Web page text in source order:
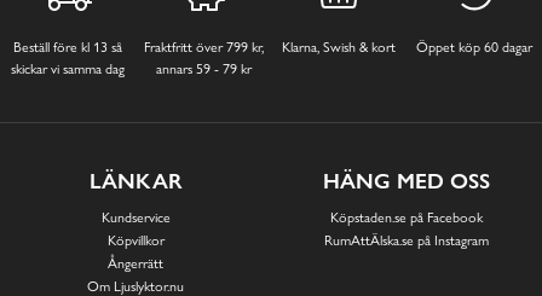
Beställ före kl 13 så
skickar vi samma dag
Fraktfritt över 799 kr,
annars 59 - 79 kr
Klarna, Swish & kort Öppet köp 60 dagar
LÄNKAR
Kundservice
Köpvillkor
Ångerrätt
Om Ljuslyktor.nu
HÄNG MED OSS
Köpstaden.se på Facebook
RumAttÄlska.se på Instagram